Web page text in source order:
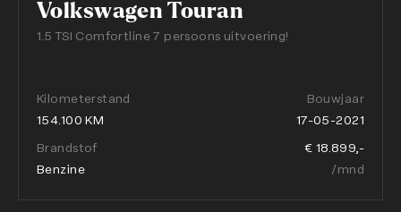
Volkswagen Touran
1.5 TSI Comfortline 7 persoons uitvoering!
Kilometerstand
154.100 KM
Bouwjaar
17-05-2021
Brandstof
Benzine
€ 18.899,-
/mnd